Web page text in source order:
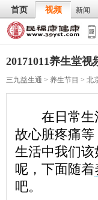
首页 视频 新闻
20171011养生堂
三九益生通 > 养生节目 > 北
在日常生活
故心脏疼痛
生活中我们
呢，下面随着
吧。